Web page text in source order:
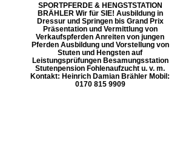
SPORTPFERDE & HENGSTSTATION
BRÄHLER Wir für SIE! Ausbildung in
Dressur und Springen bis Grand Prix
Präsentation und Vermittlung von
Verkaufspferden Anreiten von jungen
Pferden Ausbildung und Vorstellung von
Stuten und Hengsten auf
Leistungsprüfungen Besamungsstation
Stutenpension Fohlenaufzucht u. v. m.
Kontakt: Heinrich Damian Brähler Mobil:
0170 815 9909